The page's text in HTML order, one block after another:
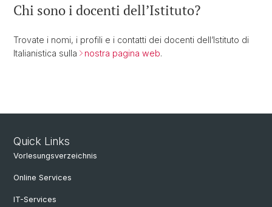
Chi sono i docenti dell’Istituto?
Trovate i nomi, i profili e i contatti dei docenti dell’Istituto di
Italianistica sulla
nostra pagina web.
Quick Links
Vorlesungsverzeichnis
Online Services
IT-Services